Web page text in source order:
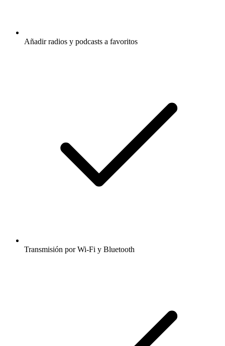
Añadir radios y podcasts a favoritos
Transmisión por Wi-Fi y Bluetooth